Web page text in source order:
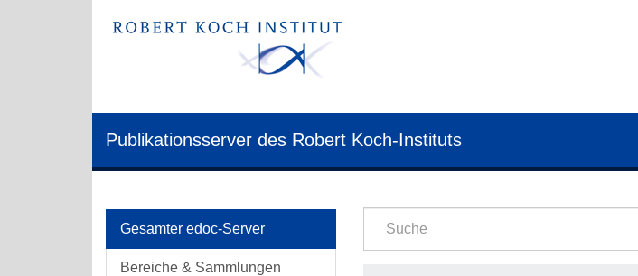
Publikationsserver des Robert Koch-Instituts
Gesamter edoc-Server
Bereiche & Sammlungen